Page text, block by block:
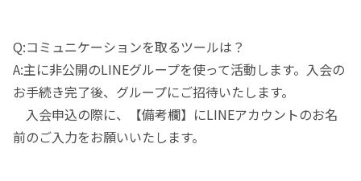
Q:コミュニケーションを取るツールは？
A:主に非公開のLINEグループを使って活動します。入会の
お手続き完了後、グループにご招待いたします。
入会申込の際に、【備考欄】にLINEアカウントのお名
前のご入力をお願いいたします。